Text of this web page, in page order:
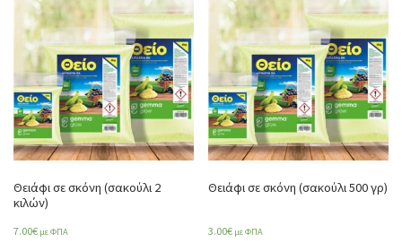
Θειάφι σε σκόνη (σακούλι 2
κιλών)
7.00€ με ΦΠΑ
Θειάφι σε σκόνη (σακούλι 500 γρ)
3.00€ με ΦΠΑ